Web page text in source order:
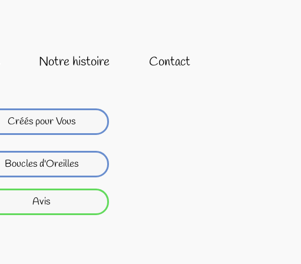
Notre histoire Contact
Créés pour Vous
Boucles d'Oreilles
Avis